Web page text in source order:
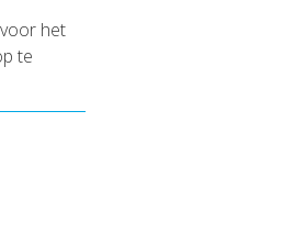
het
te